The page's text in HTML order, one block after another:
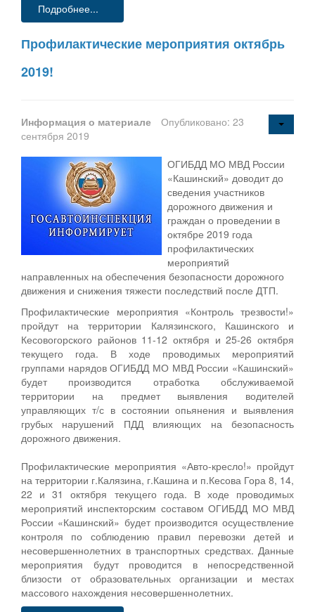
Подробнее...
Профилактические мероприятия октябрь
2019!
Информация о материале
Опубликовано: 23
сентября 2019
ОГИБДД МО МВД России
«Кашинский» доводит до
сведения участников
дорожного движения и
граждан о проведении в
октябре 2019 года
профилактических
мероприятий
направленных на обеспечения безопасности дорожного
движения и снижения тяжести последствий после ДТП.
Профилактические мероприятия «Контроль трезвости!»
пройдут на территории Калязинского, Кашинского и
Кесовогорского районов 11-12 октября и 25-26 октября
текущего года. В ходе проводимых мероприятий
группами нарядов ОГИБДД МО МВД России «Кашинский»
будет производится отработка обслуживаемой
территории на предмет выявления водителей
управляющих т/с в состоянии опьянения и выявления
грубых нарушений ПДД влияющих на безопасность
дорожного движения.
Профилактические мероприятия «Авто-кресло!» пройдут
на территории г.Калязина, г.Кашина и п.Кесова Гора 8, 14,
22 и 31 октября текущего года. В ходе проводимых
мероприятий инспекторским составом ОГИБДД МО МВД
России «Кашинский» будет производится осуществление
контроля по соблюдению правил перевозки детей и
несовершеннолетних в транспортных средствах. Данные
мероприятия будут проводится в непосредственной
близости от образовательных организации и местах
массового нахождения несовершеннолетних.